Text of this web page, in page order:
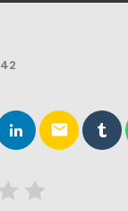
email